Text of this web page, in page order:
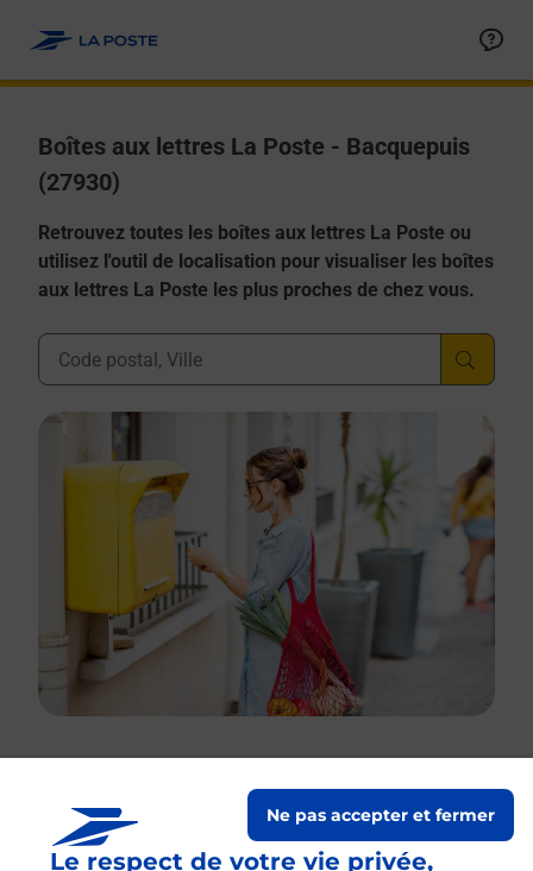
Le respect de votre vie privée,
Ne pas accepter et fermer
Boîtes aux lettres La Poste - Bacquepuis
(27930)
Retrouvez toutes les boîtes aux lettres La Poste ou
utilisez l'outil de localisation pour visualiser les boîtes
aux lettres La Poste les plus proches de chez vous.
Ville, Département, Code Postal
Boîte aux lettres La Poste
Le lien s'ouvre dans un nouvel onglet